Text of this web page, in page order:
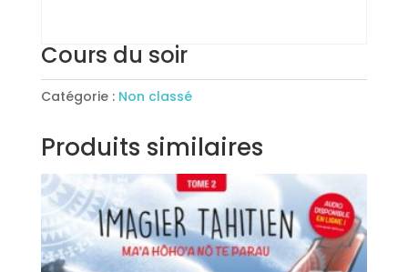
Cours du soir
Catégorie : Non classé
Produits similaires